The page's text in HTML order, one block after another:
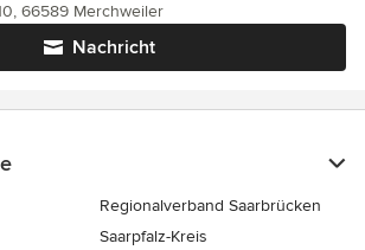
Nachricht
66589 Merchweiler
Regionalverband Saarbrücken
Saarpfalz-Kreis